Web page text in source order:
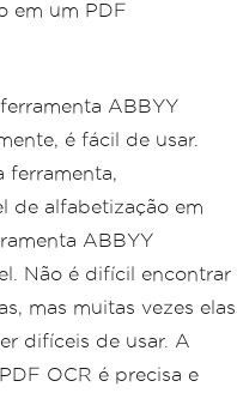
em um PDF
ABBYY
é fácil de usar.
ferramenta,
de alfabetização em
ABBYY
Não é difícil encontrar
mas muitas vezes elas
difíceis de usar. A
OCR é precisa e